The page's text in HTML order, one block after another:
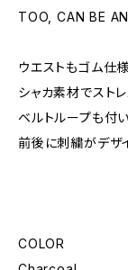
TOO, CAN BE
ウエストもゴム仕
シャカ素材でスト
ベルトループも付
前後に刺繍がデザ
COLOR